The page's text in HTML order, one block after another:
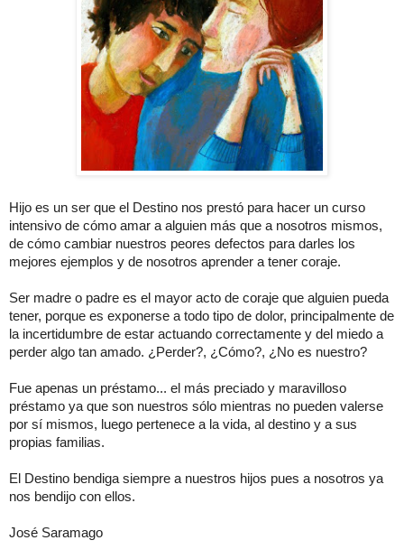
Hijo es un ser que el Destino nos prestó para hacer un curso
intensivo de cómo amar a alguien más que a nosotros mismos,
de cómo cambiar nuestros peores defectos para darles los
mejores ejemplos y de nosotros aprender a tener coraje.
Ser madre o padre es el mayor acto de coraje que alguien pueda
tener, porque es exponerse a todo tipo de dolor, principalmente de
la incertidumbre de estar actuando correctamente y del miedo a
perder algo tan amado. ¿Perder?, ¿Cómo?, ¿No es nuestro?
Fue apenas un préstamo... el más preciado y maravilloso
préstamo ya que son nuestros sólo mientras no pueden valerse
por sí mismos, luego pertenece a la vida, al destino y a sus
propias familias.
El Destino bendiga siempre a nuestros hijos pues a nosotros ya
nos bendijo con ellos.
José Saramago